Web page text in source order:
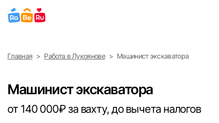
Выберите город
Санкт-Петербург
Главная Работа в Лукоянове Машинист экскаватора
Машинист экскаватора
от 140 000₽ за вахту, до вычета налогов